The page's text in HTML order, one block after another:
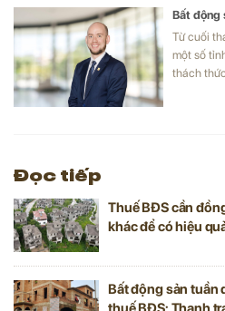
Bất động
Từ cuối
một số
thách
Đọc tiếp
Thuế BĐS cần
khác để có hiệu
Bất động sản tuần